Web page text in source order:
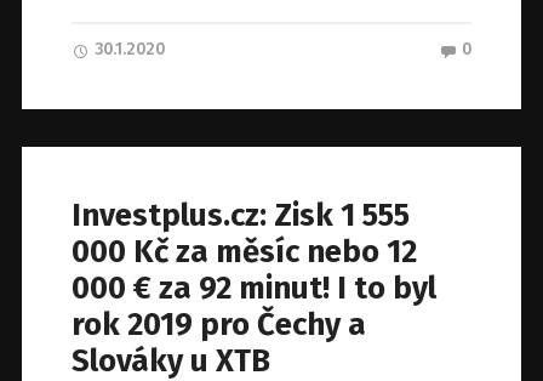
30.1.2020 0
Investplus.cz: Zisk 1 555
000 Kč za měsíc nebo 12
000 € za 92 minut! I to byl
rok 2019 pro Čechy a
Slováky u XTB